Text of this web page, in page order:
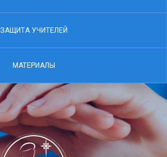
ЗАЩИТА УЧИТЕЛЕЙ
МАТЕРИАЛЫ